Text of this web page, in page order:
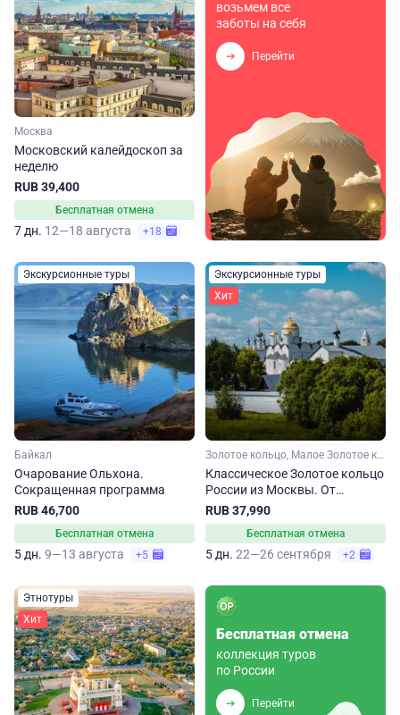
Москва
Московский калейдоскоп за
неделю
RUB 39,400
Бесплатная отмена
7 дн. 12—18 августа +18
возьмем все
заботы на себя
Перейти
Экскурсионные туры
Байкал
Очарование Ольхона.
Сокращенная программа
RUB 46,700
Бесплатная отмена
5 дн. 9—13 августа +5
Экскурсионные туры
Хит
Золотое кольцо, Малое Золотое кольцо, Ярославская область, Ивановская область, Костромская область, Владимирская область, Московская область
Классическое Золотое кольцо
России из Москвы. От
Сергиева Посада до
Владимира
RUB 37,990
Бесплатная отмена
5 дн. 22—26 сентября +2
Этнотуры
Хит
Бесплатная отмена
коллекция туров
по России
Перейти